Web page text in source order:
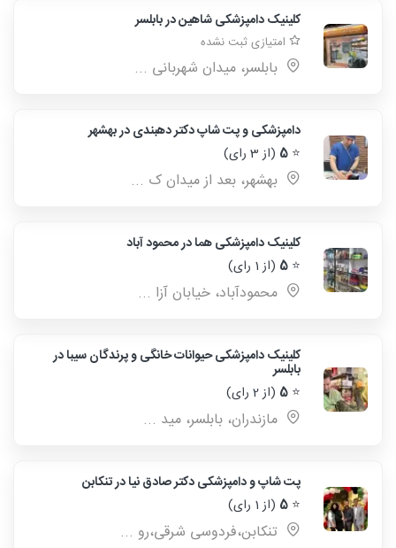
کلینیک دامپزشکی شاهین در بابلسر
امتیازی ثبت نشده
بابلسر، میدان شهربانی ...
دامپزشکی و پت شاپ دکتر دهبندی در بهشهر
⭐
5 (از 3 رای)
بهشهر، بعد از میدان ک ...
کلینیک دامپزشکی هما در محمود آباد
⭐
5 (از 1 رای)
محمودآباد، خیابان آزا ...
کلینیک دامپزشکی حیوانات خانگی و پرندگان سیبا در
بابلسر
⭐
5 (از 2 رای)
مازندران، بابلسر، مید ...
پت شاپ و دامپزشکی دکتر صادق نیا در تنکابن
⭐
5 (از 1 رای)
تنکابن،فردوسی شرقی،رو ...